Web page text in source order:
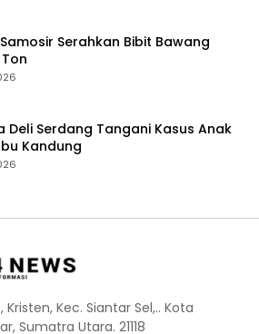
Serahkan Bibit Bawang
Deli Serdang Tangani Kasus Anak
Kandung
Kristen, Kec. Siantar Sel,.. Kota
Sumatra Utara. 21118